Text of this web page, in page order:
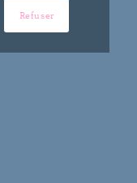
Refuser